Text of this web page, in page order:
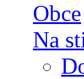
Obce
Na